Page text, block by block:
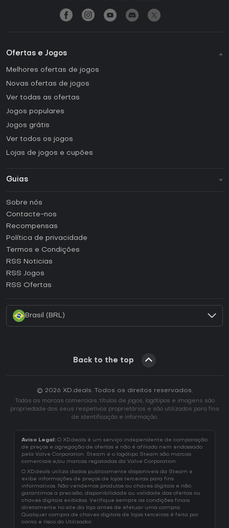
Ofertas e Jogos
Melhores ofertas de jogos
Novas ofertas de jogos
Ver todas as ofertas
Jogos populares
Jogos grátis
Ver todos os jogos
Lojas de jogos e cupões
Guias
Como ativar uma CD Key Steam?
Como ativar uma CD Key Epic Games?
Como ativar uma CD Key GOG?
Como ativar uma CD Key Ubisoft Connect?
Sobre nós
Contacte-nos
Recompensas
Política de privacidade
Termos e Condições
RSS Noticias
RSS Jogos
RSS Ofertas
Brasil (BRL)
Back to the top
© 2026 XD.deals. Todos os direitos reservados.
Todas as marcas comerciais, títulos de jogos, logótipos e imagens são
propriedade dos seus respetivos proprietários e são utilizados para fins
de identificação e informação.
Aviso Legal: O XD.deals é um serviço independente de comparação
de preços e agregação de ofertas e não é afiliado nem endossado
pela Valve Corporation. Steam e o logótipo Steam são marcas
comerciais e/ou marcas registadas da Valve Corporation.
O XD.deals utiliza dados publicamente disponíveis da Steam e
exibe informações de preços de lojas terceiras para fins
informativos. Não vendemos produtos ou chaves digitais e não
garantimos a precisão, disponibilidade ou validade das ofertas ou
chaves digitais exibidas. Verifique sempre as condições finais
diretamente no site da loja antes de efetuar uma compra.
Qualquer compra de chaves digitais de lojas terceiras é feita por
conta e risco do Utilizador.